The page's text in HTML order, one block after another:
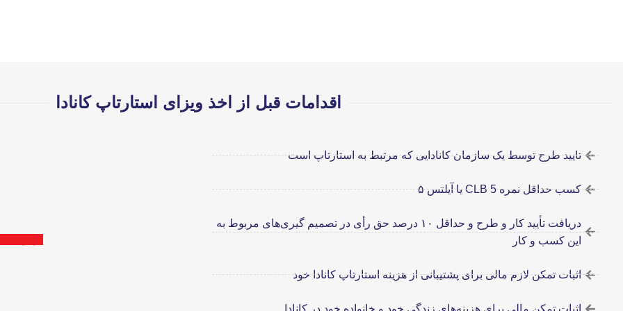
اقدامات قبل از اخذ ویزای استارتاپ کانادا
تایید طرح توسط یک سازمان کانادایی که مرتبط به استارتاپ است
کسب حداقل نمره CLB 5 یا آیلتس ۵
دریافت تأیید کار و طرح و حداقل ۱۰ درصد حق رأی در تصمیم گیری‌های مربوط به
این کسب و کار
اثبات تمکن لازم مالی برای پشتیبانی از هزینه استارتاپ کانادا خود